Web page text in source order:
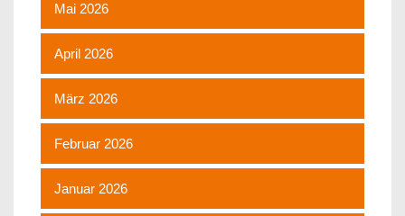
Mai 2026
April 2026
März 2026
Februar 2026
Januar 2026